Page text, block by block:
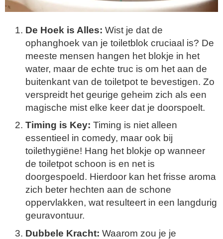
De Hoek is Alles: Wist je dat de
ophanghoek van je toiletblok cruciaal is? De
meeste mensen hangen het blokje in het
water, maar de echte truc is om het aan de
buitenkant van de toiletpot te bevestigen. Zo
verspreidt het geurige geheim zich als een
magische mist elke keer dat je doorspoelt.
Timing is Key: Timing is niet alleen
essentieel in comedy, maar ook bij
toilethygiëne! Hang het blokje op wanneer
de toiletpot schoon is en net is
doorgespoeld. Hierdoor kan het frisse aroma
zich beter hechten aan de schone
oppervlakken, wat resulteert in een langdurig
geuravontuur.
Dubbele Kracht: Waarom zou je je